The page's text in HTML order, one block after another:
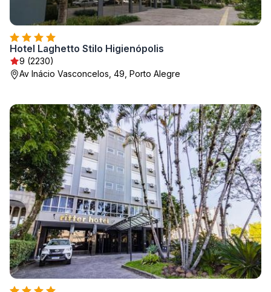
Hotel Laghetto Stilo Higienópolis
9 (2230)
Av Inácio Vasconcelos, 49, Porto Alegre